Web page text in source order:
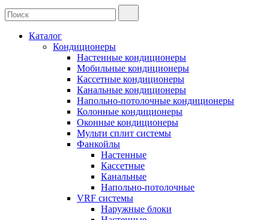
Каталог
Кондиционеры
Настенные кондиционеры
Мобильные кондиционеры
Кассетные кондиционеры
Канальные кондиционеры
Напольно-потолочные кондиционеры
Колонные кондиционеры
Оконные кондиционеры
Мульти сплит системы
Фанкойлы
Настенные
Кассетные
Канальные
Напольно-потолочные
VRF системы
Наружные блоки